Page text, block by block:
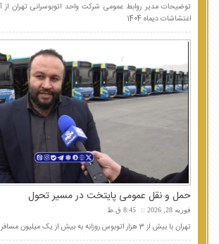
توضیحات مدیر روابط عمومی شرکت واحد اتوبوسرانی تهران
اغتشاشات دیماه 1404
حمل و نقل عمومی پایتخت در مسیر تحول
فوریه 28, 2026 8:45 ق.ظ
تهران با بیش از 3 هزار اتوبوس روزانه به بیش از یک میلیون مسافر خدمت‌رسانی می‌کند.